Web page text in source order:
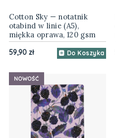
Cotton Sky — notatnik
otabind w linie (A5),
miękka oprawa, 120 gsm
59,90 zł Do Koszyka
NOWOŚĆ